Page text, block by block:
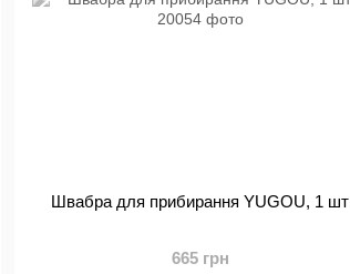
Швабра для прибирання YUGOU, 1 шт
665 грн